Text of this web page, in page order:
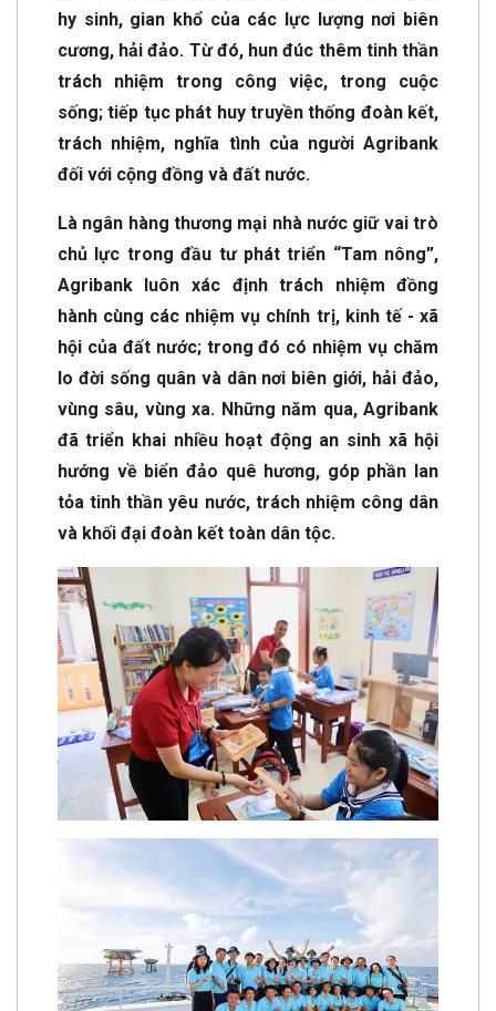
hy sinh, gian khổ của các lực lượng nơi biên
cương, hải đảo. Từ đó, hun đúc thêm tinh thần
trách nhiệm trong công việc, trong cuộc
sống; tiếp tục phát huy truyền thống đoàn kết,
trách nhiệm, nghĩa tình của người Agribank
đối với cộng đồng và đất nước.
Là ngân hàng thương mại nhà nước giữ vai trò
chủ lực trong đầu tư phát triển “Tam nông”,
Agribank luôn xác định trách nhiệm đồng
hành cùng các nhiệm vụ chính trị, kinh tế - xã
hội của đất nước; trong đó có nhiệm vụ chăm
lo đời sống quân và dân nơi biên giới, hải đảo,
vùng sâu, vùng xa. Những năm qua, Agribank
đã triển khai nhiều hoạt động an sinh xã hội
hướng về biển đảo quê hương, góp phần lan
tỏa tinh thần yêu nước, trách nhiệm công dân
và khối đại đoàn kết toàn dân tộc.